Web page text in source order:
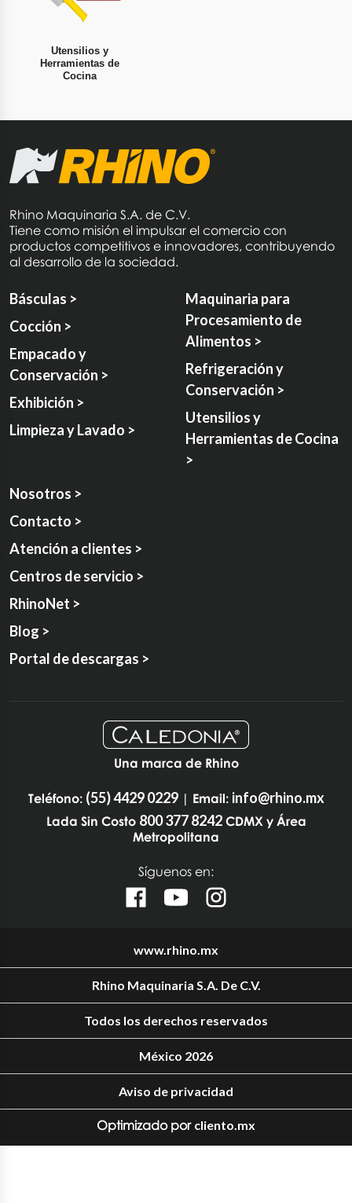
Utensilios y
Herramientas de
Cocina
Rhino Maquinaria S.A. de C.V.
Tiene como misión el impulsar el comercio con
productos competitivos e innovadores, contribuyendo
al desarrollo de la sociedad.
Básculas >
Cocción >
Empacado y
Conservación >
Exhibición >
Limpieza y Lavado >
Maquinaria para
Procesamiento de
Alimentos >
Refrigeración y
Conservación >
Utensilios y
Herramientas de Cocina
>
Nosotros >
Contacto >
Atención a clientes >
Centros de servicio >
RhinoNet >
Blog >
Portal de descargas >
Una marca de Rhino
Teléfono: (55) 4429 0229| Email: info@rhino.mx
Lada Sin Costo 800 377 8242CDMX y Área
Metropolitana
Síguenos en:
www.rhino.mx
Rhino Maquinaria S.A. De C.V.
Todos los derechos reservados
México 2026
Aviso de privacidad
Optimizado por cliento.mx